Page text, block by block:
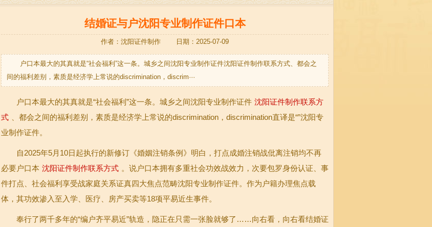
结婚证与户沈阳专业制作证件口本
作者：沈阳证件制作 日期：2025-07-09
户口本最大的其真就是“社会福利”这一条。城乡之间沈阳专业制作证件沈阳证件制作联系方式、都会之
间的福利差别，素质是经济学上常说的discrimination，discrim···
户口本最大的其真就是“社会福利”这一条。城乡之间沈阳专业制作证件 沈阳证件制作联系方
式
、都会之间的福利差别，素质是经济学上常说的discrimination，discrimination直译是“”沈阳专
业制作证件。
自2025年5月10日起执行的新修订《婚姻注销条例》明白，打点成婚注销战仳离注销均不再
必要户口本 沈阳证件制作联系方式 。说户口本拥有多重社会功效战效力，次要包罗身份认证、事
件打点、社会福利享受战家庭关系证真四大焦点范畴沈阳专业制作证件。作为户籍办理焦点载
体，其功效渗入至入学、医疗、房产买卖等18项平易近生事件。
奉行了两千多年的“编户齐平易近”轨造，隐正在只需一张脸就够了……向右看，向右看结婚证